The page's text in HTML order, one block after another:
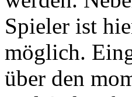
Spieler ist
möglich.
über den